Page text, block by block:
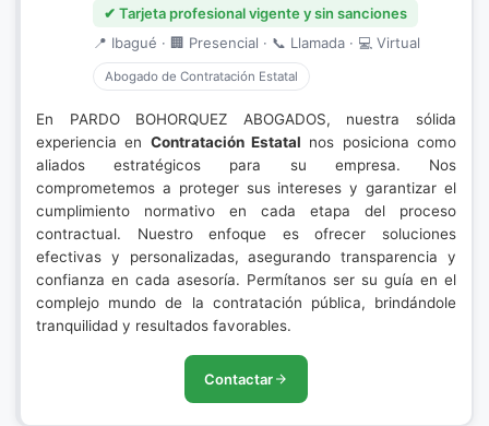
✔ Tarjeta profesional vigente y sin sanciones
📍 Ibagué · 🏢 Presencial · 📞 Llamada · 💻 Virtual
Abogado de Contratación Estatal
En PARDO BOHORQUEZ ABOGADOS, nuestra sólida
experiencia en Contratación Estatal nos posiciona como
aliados estratégicos para su empresa. Nos
comprometemos a proteger sus intereses y garantizar el
cumplimiento normativo en cada etapa del proceso
contractual. Nuestro enfoque es ofrecer soluciones
efectivas y personalizadas, asegurando transparencia y
confianza en cada asesoría. Permítanos ser su guía en el
complejo mundo de la contratación pública, brindándole
tranquilidad y resultados favorables.
Contactar